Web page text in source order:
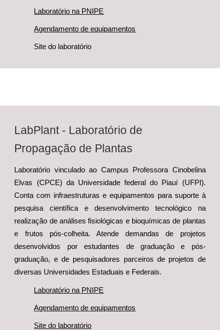
Laboratório na PNIPE
Agendamento de equipamentos
Site do laboratório
LabPlant - Laboratório de
Propagação de Plantas
Laboratório vinculado ao Campus Professora Cinobelina
E lvas (CPCE) da Universidade federal do Piauí (UFPI).
Conta com infraestruturas e equipamentos para suporte à
pesquisa científica e desenvolvimento tecnológico na
realização de análises fisiológicas e bioquímicas de plantas
e frutos pós-colheita. Atende demandas de projetos
desenvolvidos por estudantes de graduação e pós-
graduação, e de pesquisadores parceiros de projetos de
diversas Universidades Estaduais e Federais.
Laboratório na PNIPE
Agendamento de equipamentos
Site do laboratório